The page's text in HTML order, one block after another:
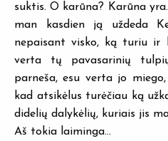
suktis. O karūna? Karūna
man kasdien ją uždeda
nepaisant visko, ką turiu ir
verta tų pavasarinių
parneša, esu verta jo
kad atsikėlus turėčiau ką
didelių dalykėlių, kuriais jis
Aš tokia laiminga…